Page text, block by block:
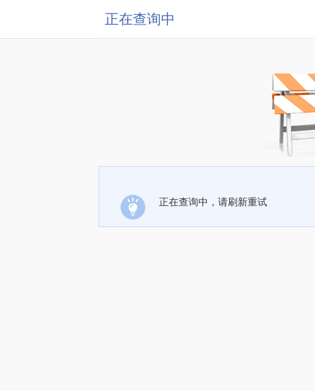
正在查询中
正在查询中，请刷新重试